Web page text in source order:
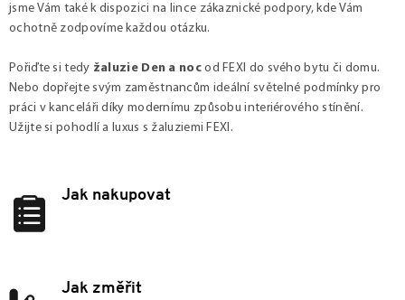
jsme Vám také k dispozici na lince zákaznické podpory, kde Vám
ochotně zodpovíme každou otázku.
Pořiďte si tedy žaluzie Den a noc od FEXI do svého bytu či domu.
Nebo dopřejte svým zaměstnancům ideální světelné podmínky pro
práci v kanceláři díky modernímu způsobu interiérového stínění.
Užijte si pohodlí a luxus s žaluziemi FEXI.
Jak nakupovat
Jak změřit